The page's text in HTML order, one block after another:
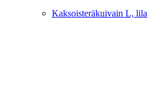
Kaksoisteräkuivain L, lila